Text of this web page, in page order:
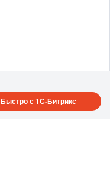
Быстро с 1С-Битрикс